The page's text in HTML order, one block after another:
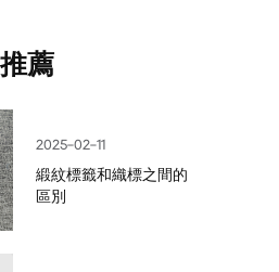
薦
2025-02-11
緞紋標籤和織標之間的
區別